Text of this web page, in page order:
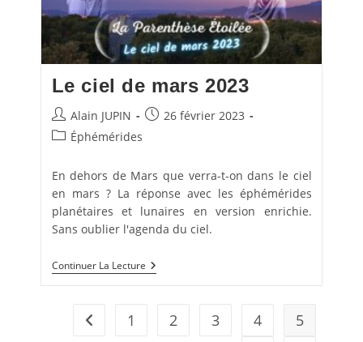
Le ciel de mars 2023
Auteur/autrice
de
Alain JUPIN
Publication
26 février 2023
PostÉphémérides
En dehors de Mars que verra-t-on dans le ciel
en mars ? La réponse avec les éphémérides
planétaires et lunaires en version enrichie.
Sans oublier l'agenda du ciel.
Continuer La LectureLe
Ciel
2023
Go to the previous page
1 2 3 4
5